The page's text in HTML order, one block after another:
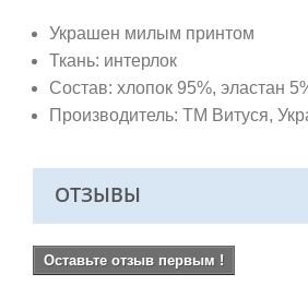
Украшен милым принтом
Ткань: интерлок
Состав: хлопок 95%, эластан
Производитель: ТМ Витуся,
ОТЗЫВЫ
Оставьте отзыв первым !